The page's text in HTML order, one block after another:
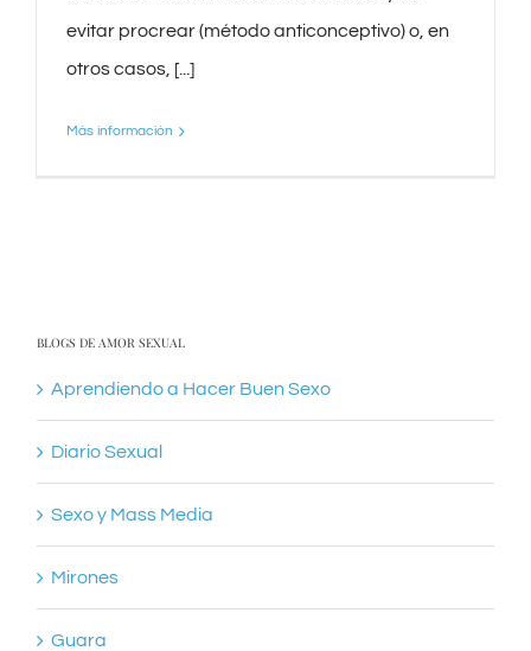
evitar procrear (método anticonceptivo) o, en
otros casos, [...]
Más información
BLOGS DE AMOR SEXUAL
Aprendiendo a Hacer Buen Sexo
Diario Sexual
Sexo y Mass Media
Mirones
Guara